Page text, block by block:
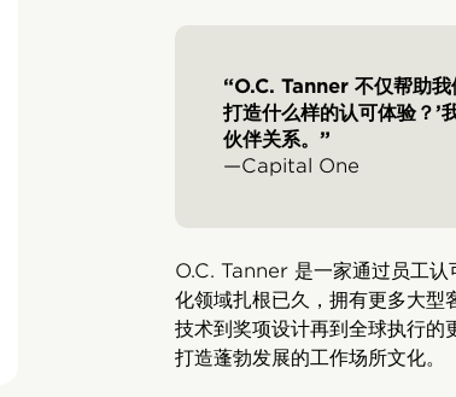
“O.C. Tanner 不仅帮助我
打造什么样的认可体验？’
伙伴关系。”
—Capital One
O.C. Tanner 是一家通过员工认
化领域扎根已久，拥有更多大型
技术到奖项设计再到全球执行的
打造蓬勃发展的工作场所文化。